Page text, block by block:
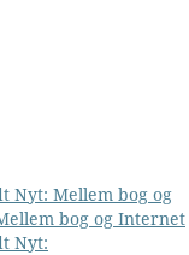
Nyt: Mellem bog og
bog og Internet
Nyt: